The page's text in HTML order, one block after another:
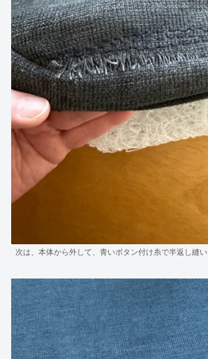
次は、本体から外して、青いボタン付け糸で半返し縫い